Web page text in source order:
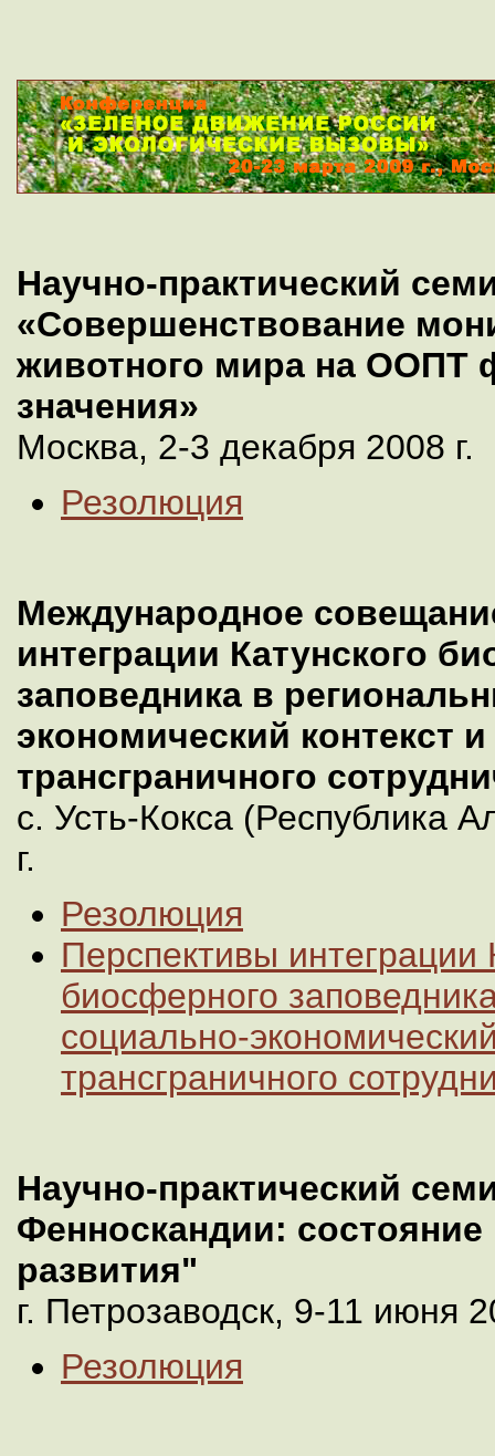
Научно-практический
«Совершенствование
животного мира на ООПТ
значения»
Москва, 2-3 декабря 2008 г.
Резолюция
Международное
интеграции Катунского
заповедника в
экономический контекст
трансграничного
с. Усть-Кокса (Республика
г.
Резолюция
Перспективы интеграции
биосферного
социально-
трансграничного
Научно-практический
Фенноскандии:
развития"
г. Петрозаводск, 9-11 июня
Резолюция